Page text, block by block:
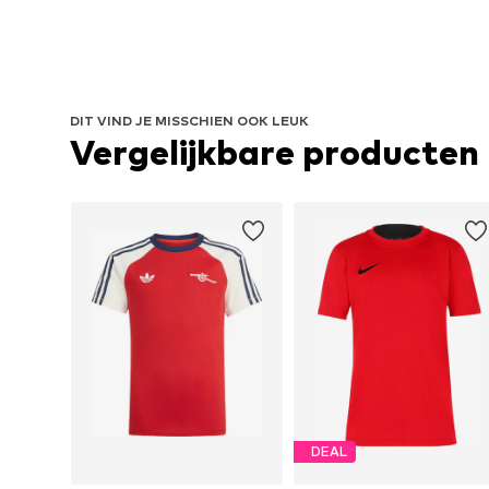
DIT VIND JE MISSCHIEN OOK LEUK
Vergelijkbare producten
DEAL